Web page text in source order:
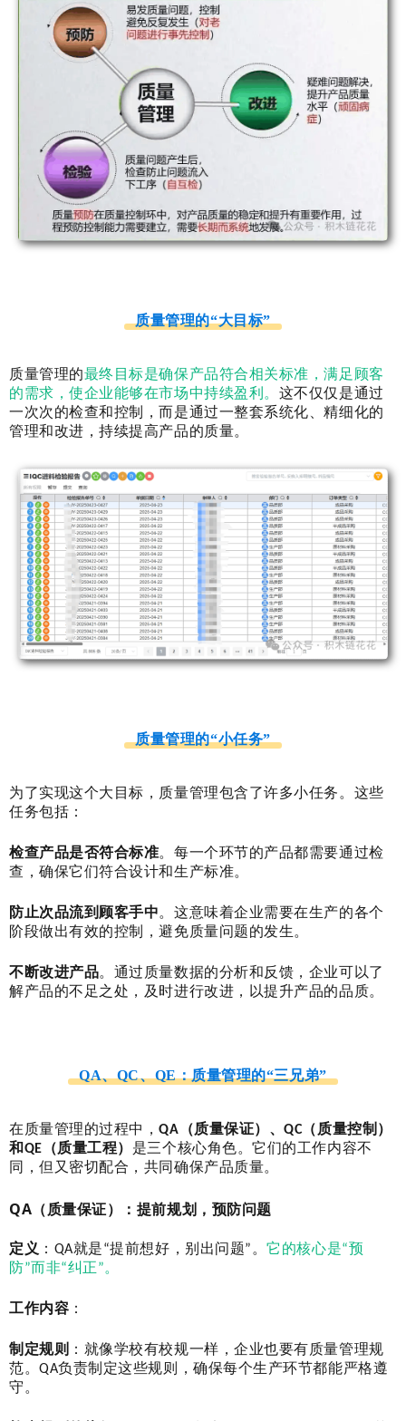
质量管理的“大目标”
质量管理的最终目标是确保产品符合相关标准，满足顾客
的需求，使企业能够在市场中持续盈利。 这不仅仅是通过
一次次的检查和控制，而是通过一整套系统化、精细化的
管理和改进，持续提高产品的质量。
质量管理的“小任务”
为了实现这个大目标，质量管理包含了许多小任务。这些
任务包括：
检查产品是否符合标准。每一个环节的产品都需要通过检
查，确保它们符合设计和生产标准。
防止次品流到顾客手中。这意味着企业需要在生产的各个
阶段做出有效的控制，避免质量问题的发生。
不断改进产品。通过质量数据的分析和反馈，企业可以了
解产品的不足之处，及时进行改进，以提升产品的品质。
QA、QC、QE：质量管理的“三兄弟”
在质量管理的过程中，QA（质量保证）、QC（质量控制）
和QE（质量工程） 是三个核心角色。它们的工作内容不
同，但又密切配合，共同确保产品质量。
QA（质量保证）：提前规划，预防问题
定义 ：QA就是“提前想好，别出问题”。它的核心是“预
防”而非“纠正”。
工作内容 ：
制定规则
：就像学校有校规一样，企业也要有质量管理规
范。QA负责制定这些规则，确保每个生产环节都能严格遵
守。